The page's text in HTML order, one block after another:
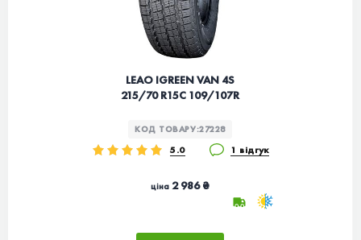
LEAO IGREEN VAN 4S
215/70 R15C 109/107R
КОД ТОВАРУ:27228
5.0 1 відгук
ціна 2 986 ₴